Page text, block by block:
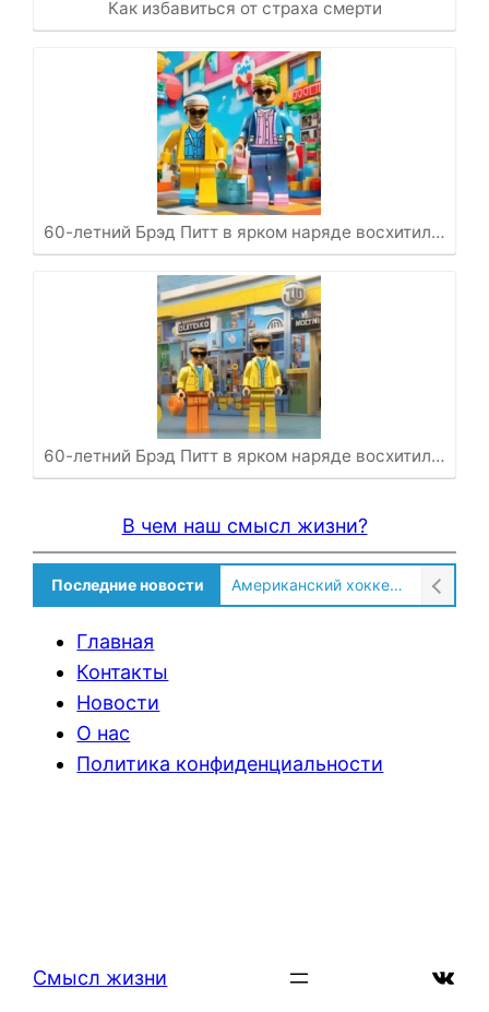
Как избавиться от страха смерти
60-летний Брэд Питт в ярком наряде восхитил…
60-летний Брэд Питт в ярком наряде восхитил…
В чем наш смысл жизни?
Последние новости Американский хоккеист рассказал о культурном шоке после переезда в Россию!
Главная
Контакты
Новости
О нас
Политика конфиденциальности
Смысл жизни